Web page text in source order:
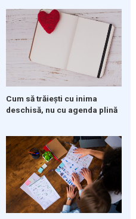
Cum să trăiești cu inima
deschisă, nu cu agenda plină